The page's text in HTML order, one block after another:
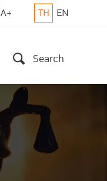
A+ TH EN
Search